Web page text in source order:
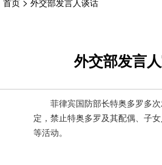
首页 外交部发言人谈话
外交部发言
菲律宾国防部长特奥多罗多
定，禁止特奥多罗及其配偶、子
等活动。